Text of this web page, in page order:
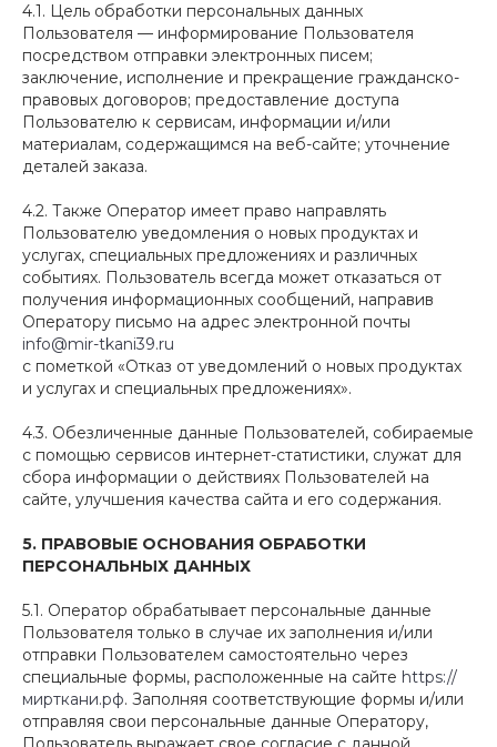
4.1. Цель обработки персональных данных
Пользователя — информирование Пользователя
посредством отправки электронных писем;
заключение, исполнение и прекращение гражданско-
правовых договоров; предоставление доступа
Пользователю к сервисам, информации и/или
материалам, содержащимся на веб-сайте; уточнение
деталей заказа.
4.2. Также Оператор имеет право направлять
Пользователю уведомления о новых продуктах и
услугах, специальных предложениях и различных
событиях. Пользователь всегда может отказаться от
получения информационных сообщений, направив
Оператору письмо на адрес электронной почты
info@mir-tkani39.ru
с пометкой «Отказ от уведомлений о новых продуктах
и услугах и специальных предложениях».
4.3. Обезличенные данные Пользователей, собираемые
с помощью сервисов интернет-статистики, служат для
сбора информации о действиях Пользователей на
сайте, улучшения качества сайта и его содержания.
5. ПРАВОВЫЕ ОСНОВАНИЯ ОБРАБОТКИ
ПЕРСОНАЛЬНЫХ ДАННЫХ
5.1. Оператор обрабатывает персональные данные
Пользователя только в случае их заполнения и/или
отправки Пользователем самостоятельно через
специальные формы, расположенные на сайте https://
мирткани.рф. Заполняя соответствующие формы и/или
отправляя свои персональные данные Оператору,